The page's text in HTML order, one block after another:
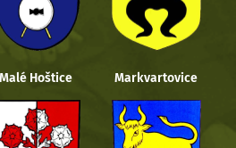
Malé Hoštice Markvartovice